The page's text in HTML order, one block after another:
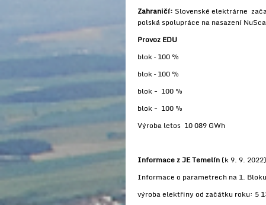
Zahraničí: Slovenské elektrárne
polská spolupráce na nasazení
Provoz EDU
blok – 100 %
blok – 100 %
blok - 100 %
blok - 100 %
Výroba letos 10 089 GWh
Informace z JE Temelín (k 9. 9. 2022)
Informace o parametrech na 1.
výroba elektřiny od začátku roku: 5